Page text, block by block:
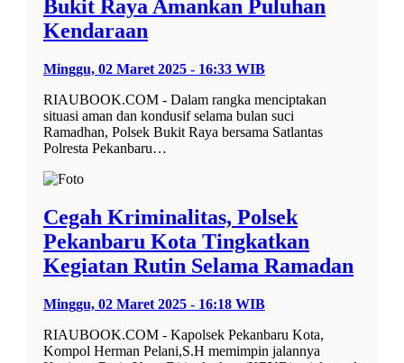
Bukit Raya Amankan Puluhan
Kendaraan
Minggu, 02 Maret 2025 - 16:33 WIB
RIAUBOOK.COM - Dalam rangka menciptakan
situasi aman dan kondusif selama bulan suci
Ramadhan, Polsek Bukit Raya bersama Satlantas
Polresta Pekanbaru…
Cegah Kriminalitas, Polsek
Pekanbaru Kota Tingkatkan
Kegiatan Rutin Selama Ramadan
Minggu, 02 Maret 2025 - 16:18 WIB
RIAUBOOK.COM - Kapolsek Pekanbaru Kota,
Kompol Herman Pelani,S.H memimpin jalannya